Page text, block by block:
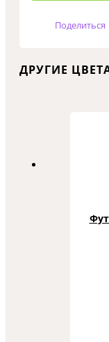
Поделиться
ДРУГИЕ